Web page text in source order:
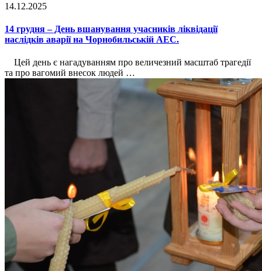
14.12.2025
14 грудня – День вшанування учасників ліквідації
наслідків аварії на Чорнобильській АЕС.
Цей день є нагадуванням про величезний масштаб трагедії
та про вагомий внесок людей …